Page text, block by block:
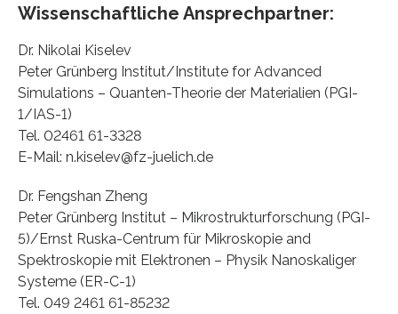
Wissenschaftliche Ansprechpartner:
Dr. Nikolai Kiselev
Peter Grünberg Institut/Institute for Advanced
Simulations – Quanten-Theorie der Materialien (PGI-
1/IAS-1)
Tel. 02461 61-3328
E-Mail: n.kiselev@fz-juelich.de
Dr. Fengshan Zheng
Peter Grünberg Institut – Mikrostrukturforschung (PGI-
5)/Ernst Ruska-Centrum für Mikroskopie and
Spektroskopie mit Elektronen – Physik Nanoskaliger
Systeme (ER-C-1)
Tel. 049 2461 61-85232